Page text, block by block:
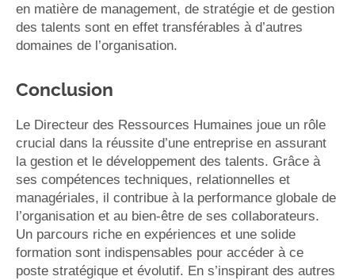
en matière de management, de stratégie et de gestion
des talents sont en effet transférables à d’autres
domaines de l’organisation.
Conclusion
Le Directeur des Ressources Humaines joue un rôle
crucial dans la réussite d’une entreprise en assurant
la gestion et le développement des talents. Grâce à
ses compétences techniques, relationnelles et
managériales, il contribue à la performance globale de
l’organisation et au bien-être de ses collaborateurs.
Un parcours riche en expériences et une solide
formation sont indispensables pour accéder à ce
poste stratégique et évolutif. En s’inspirant des autres